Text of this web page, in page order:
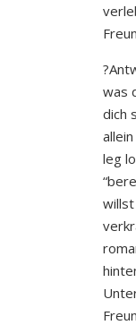
was
dich
leg